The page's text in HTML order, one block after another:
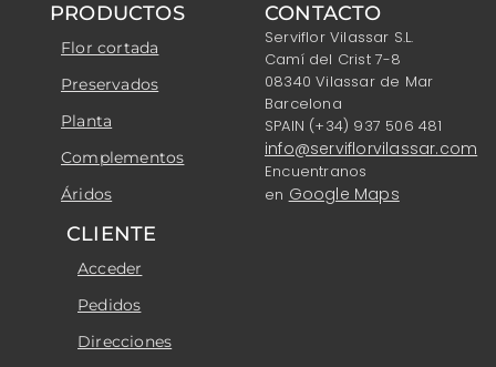
PRODUCTOS
Flor cortada
Preservados
Planta
Complementos
Áridos
CONTACTO
Serviflor Vilassar S.L.
Camí del Crist 7-8
08340 Vilassar de Mar
Barcelona
SPAIN (+34) 937 506 481
info@serviflorvilassar.com
Encuentranos
en Google Maps
CLIENTE
Acceder
Pedidos
Direcciones